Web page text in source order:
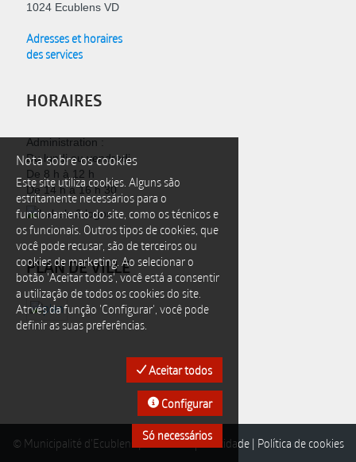
1024 Ecublens VD
Adresses et horaires
des services
HORAIRES
Administration :
Du lundi au vendredi
De 8 h à 12 h
De 14 h à 16 h 30
PLAN DE VILLE
© Municipalité d'Ecublens |Política de privacidade| Política de cookies
Nota sobre os cookies
Este site utiliza cookies. Alguns são
estritamente necessários para o
funcionamento do site, como os técnicos e
os funcionais. Outros tipos de cookies, que
você pode recusar, são de terceiros ou
cookies de marketing. Ao selecionar o
botão 'Aceitar todos', você está a consentir
a utilização de todos os cookies do site.
Atrvés da função 'Configurar', você pode
definir as suas preferências.
Aceitar todos
Configurar
Só necessários